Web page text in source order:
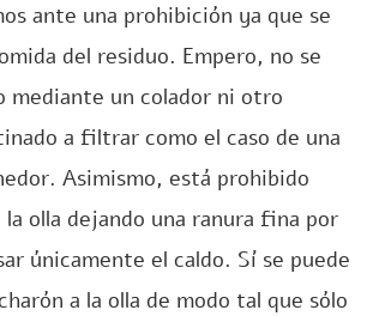
ante una prohibición ya que se
del residuo. Empero, no se
mediante un colador ni otro
a filtrar como el caso de una
Asimismo, está prohibido
la olla dejando una ranura fina por
únicamente el caldo. Sí se puede
a la olla de modo tal que sólo